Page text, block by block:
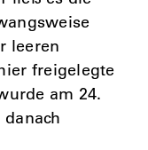
leeren
freigelegte
am 24.